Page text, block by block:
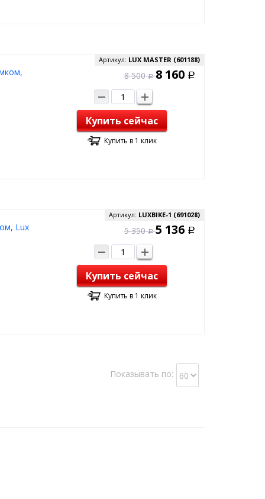
Артикул: LUX MASTER (601188)
8 500 Р 8 160 Р
Купить сейчас
Купить в 1 клик
Lux
Артикул: LUXBIKE-1 (691028)
5 350 Р 5 136 Р
Купить сейчас
Купить в 1 клик
Показывать по: